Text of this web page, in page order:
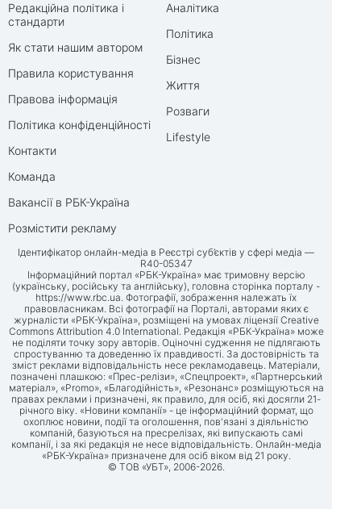
Редакційна політика і
стандарти
Як стати нашим автором
Правила користування
Правова інформація
Політика конфіденційності
Контакти
Команда
Вакансії в РБК-Україна
Розмістити рекламу
Аналітика
Політика
Бізнес
Життя
Розваги
Lifestyle
Ідентифікатор онлайн-медіа в Реєстрі суб’єктів у сфері медіа —
R40-05347
Інформаційний портал «РБК-Україна» має тримовну версію
(українську, російську та англійську), головна сторінка порталу -
https://www.rbc.ua. Фотографії, зображення належать їх
правовласникам. Всі фотографії на Порталі, авторами яких є
журналісти «РБК-Україна», розміщені на умовах ліцензії Creative
Commons Attribution 4.0 International. Редакція «РБК-Україна» може
не поділяти точку зору авторів. Оціночні судження не підлягають
спростуванню та доведенню їх правдивості. За достовірність та
зміст реклами відповідальність несе рекламодавець. Матеріали,
позначені плашкою: «Прес-релізи», «Спецпроект», «Партнерський
матеріал», «Promo», «Благодійність», «Резонанс» розміщуються на
правах реклами і призначені, як правило, для осіб, які досягли 21-
річного віку. «Новини компанії» - це інформаційний формат, що
охоплює новини, події та оголошення, пов'язані з діяльністю
компаній, базуються на пресрелізах, які випускають самі
компанії, і за які редакція не несе відповідальність. Онлайн-медіа
«РБК-Україна» призначене для осіб віком від 21 року.
© ТОВ «УБТ», 2006-2026.